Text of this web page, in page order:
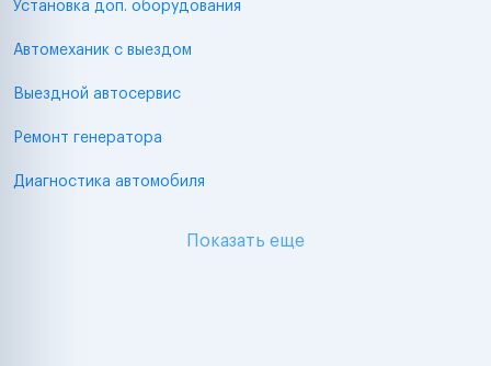
Установка доп. оборудования
Автомеханик с выездом
Выездной автосервис
Ремонт генератора
Диагностика автомобиля
Показать еще